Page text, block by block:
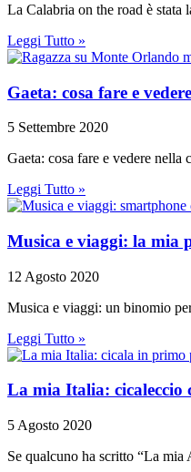
La Calabria on the road è stata
Leggi Tutto »
Gaeta: cosa fare e
5 Settembre 2020
Gaeta: cosa fare e vedere
Leggi Tutto »
Musica e viaggi: la mia
12 Agosto 2020
Musica e viaggi: un binomio
Leggi Tutto »
La mia Italia: cicaleccio
5 Agosto 2020
Se qualcuno ha scritto “La